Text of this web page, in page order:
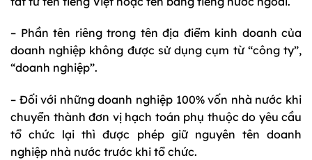
– Phần tên riêng trong tên địa điểm kinh doanh của
doanh nghiệp không được sử dụng cụm từ “công ty”,
“doanh nghiệp”.
– Đối với những doanh nghiệp 100% vốn nhà nước khi
chuyển thành đơn vị hạch toán phụ thuộc do yêu cầu
tổ chức lại thì được phép giữ nguyên tên doanh
nghiệp nhà nước trước khi tổ chức.